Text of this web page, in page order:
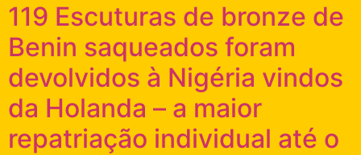
119 Escuturas de bronze de
Benin saqueados foram
devolvidos à Nigéria vindos
da Holanda – a maior
repatriação individual até o